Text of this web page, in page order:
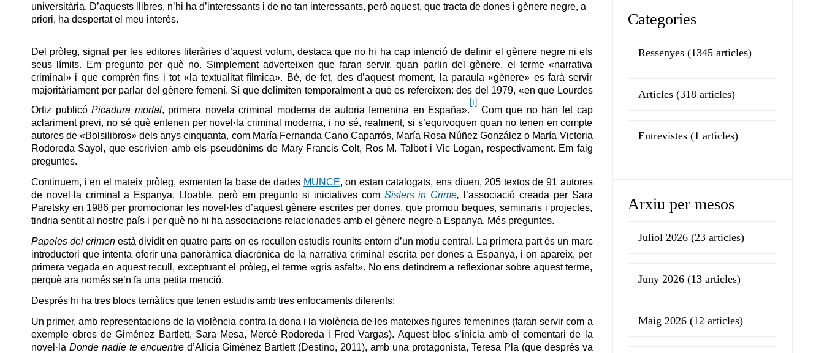
universitària. D’aquests llibres, n’hi ha d’interessants i de no tan interessants, però aquest, que tracta de dones i gènere negre, a
priori, ha despertat el meu interès.
Del pròleg, signat per les editores literàries d’aquest volum, destaca que no hi ha cap intenció de definir el gènere negre ni els
seus límits. Em pregunto per què no. Simplement adverteixen que faran servir, quan parlin del gènere, el terme «narrativa
criminal» i que comprèn fins i tot «la textualitat fílmica». Bé, de fet, des d’aquest moment, la paraula «gènere» es farà servir
majoritàriament per parlar del gènere femení. Sí que delimiten temporalment a què es refereixen: des del 1979, «en que Lourdes
Ortiz publicóPicadura mortal, primera novela criminal moderna de autoria femenina en España».
[i]
Com que no han fet cap
aclariment previ, no sé què entenen per novel·la criminal moderna, i no sé, realment, si s’equivoquen quan no tenen en compte
autores de «Bolsilibros» dels anys cinquanta, com María Fernanda Cano Caparrós, María Rosa Núñez González o María Victoria
Rodoreda Sayol, que escrivien amb els pseudònims de Mary Francis Colt, Ros M. Talbot i Vic Logan, respectivament. Em faig
preguntes.
Continuem, i en el mateix pròleg, esmenten la base de dades MUNCE, on estan catalogats, ens diuen, 205 textos de 91 autores
de novel·la criminal a Espanya. Lloable, però em pregunto si iniciatives com Sisters in Crime, l’associació creada per Sara
Paretsky en 1986 per promocionar les novel·les d’aquest gènere escrites per dones, que promou beques, seminaris i projectes,
tindria sentit al nostre país i per què no hi ha associacions relacionades amb el gènere negre a Espanya. Més preguntes.
Papeles del crimen està dividit en quatre parts on es recullen estudis reunits entorn d’un motiu central. La primera part és un marc
introductori que intenta oferir una panoràmica diacrònica de la narrativa criminal escrita per dones a Espanya, i on apareix, per
primera vegada en aquest recull, exceptuant el pròleg, el terme «gris asfalt». No ens detindrem a reflexionar sobre aquest terme,
perquè ara només se’n fa una petita menció.
Després hi ha tres blocs temàtics que tenen estudis amb tres enfocaments diferents:
Un primer, amb representacions de la violència contra la dona i la violència de les mateixes figures femenines (faran servir com a
exemple obres de Giménez Bartlett, Sara Mesa, Mercè Rodoreda i Fred Vargas). Aquest bloc s’inicia amb el comentari de la
novel·la Donde nadie te encuentre d’Alicia Giménez Bartlett (Destino, 2011), amb una protagonista, Teresa Pla (que després va
Categories
Ressenyes (1345 articles)
Articles (318 articles)
Entrevistes (1 articles)
Arxiu per mesos
Juliol 2026 (23 articles)
Juny 2026 (13 articles)
Maig 2026 (12 articles)